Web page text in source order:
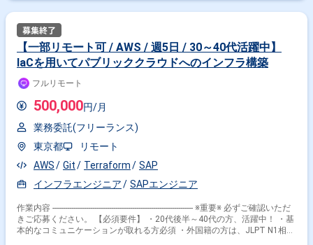
内容： - 基盤技術の開発/保守運用 - ウォレットアプリケーション
(Web/iOS/Android)の開発/保守運用 - 複数チェーンへのウォレット対応 -
AptosエンジニアチームとのR&D - 対外向けの技術ドキュメント作成 ■開発
環境 フロントエンド：TypeScript - React/Vue バックエンド：Golang イン
なタスクを考え、自分で動き、また人を動かすことが出来る人 ・他部署の
いかけ、自らのプロダクトに対して効果的な適用を試みれる人 ■働き方 稼
イム：10:00〜17:00 ※チームによって異なる可能性あり 稼働場
所：週3日出社、その他リモート ※火・木曜日リモート勤務
（体調不良の場合などは別日も考慮） 出社場所： 「浜松町」 徒歩 7分
時間幅 ：140-180時間 PC貸与 ：貸与（Mac） ※Windowsも
【一部リモート可 / AWS / 週5日 / 30～40代活躍中】
IaCを用いてパブリッククラウドへのインフラ構築
フルリモート
500,000円/月
業務委託(フリーランス)
東京都
リモート
AWS
Git Terraform
SAP
インフラエンジニア
SAPエンジニア
作業内容 ------------------------------------------------------------------- ※重要※ 必ずご確認いただ
きご応募ください。 【必須要件】 ・20代後半～40代の方、活躍中！ ・基
本的なコミュニケーションが取れる方必須 ・外国籍の方は、JLPT N1相当